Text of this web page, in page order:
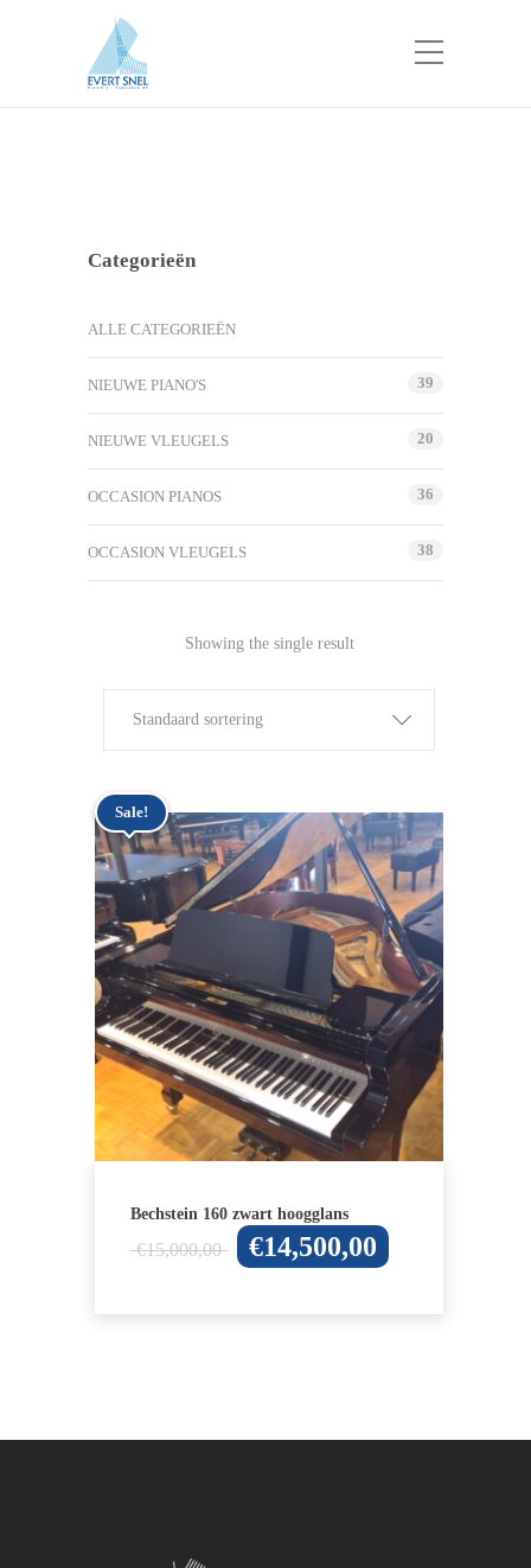
Showing the single result
Standaard sortering
Sale!
Bechstein 160 zwart hoogglans
€15,000,00
Oorspronkelijke
prijs
€14,500,00 Huidige
Categorieën
ALLE CATEGORIEËN
NIEUWE PIANO'S 39
NIEUWE VLEUGELS 20
OCCASION PIANOS 36
OCCASION VLEUGELS 38